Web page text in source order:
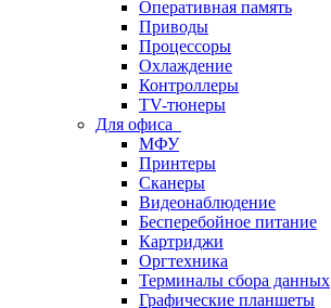
Оперативная память
Приводы
Процессоры
Охлаждение
Контроллеры
TV-тюнеры
Для офиса
МФУ
Принтеры
Сканеры
Видеонаблюдение
Бесперебойное питание
Картриджи
Оргтехника
Терминалы сбора данных
Графические планшеты